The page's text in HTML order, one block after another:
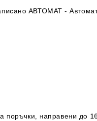
АВТОМАТ -
поръчки, направени до